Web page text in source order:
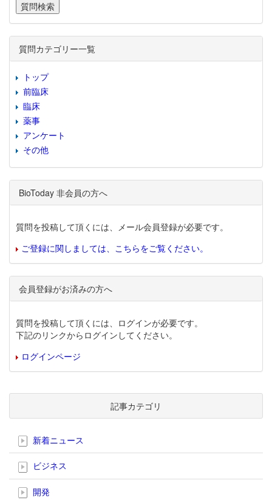
質問カテゴリー一覧
トップ
前臨床
臨床
薬事
アンケート
その他
BioToday 非会員の方へ
質問を投稿して頂くには、メール会員登録が必要です。
ご登録に関しましては、こちらをご覧ください。
会員登録がお済みの方へ
質問を投稿して頂くには、ログインが必要です。
下記のリンクからログインしてください。
ログインページ
記事カテゴリ
新着ニュース
ビジネス
開発